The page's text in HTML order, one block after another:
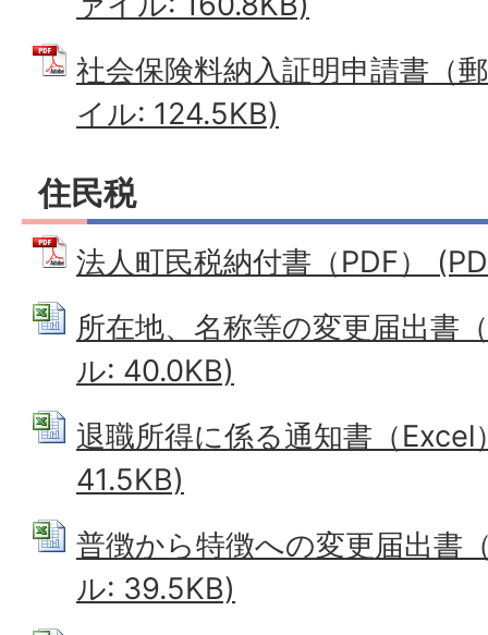
社会保険料納入証明申請書（
イル: 124.5KB)
住民税
法人町民税納付書（PDF）
所在地、名称等の変更届出書
ル: 40.0KB)
退職所得に係る通知書（
41.5KB)
普徴から特徴への変更届出書
ル: 39.5KB)